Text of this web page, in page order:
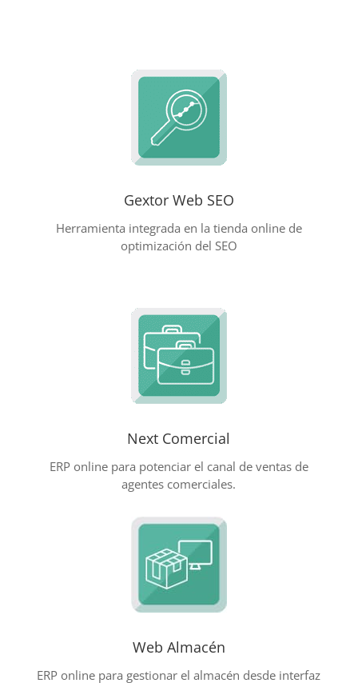
Gextor Web SEO
Herramienta integrada en la tienda online de
optimización del SEO
Next Comercial
ERP online para potenciar el canal de ventas de
agentes comerciales.
Web Almacén
ERP online para gestionar el almacén desde interfaz